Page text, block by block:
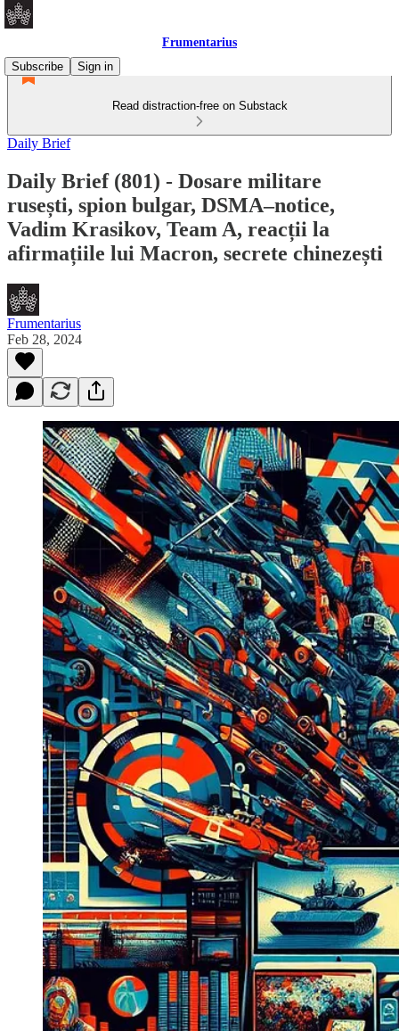
Frumentarius
Subscribe
Sign in
Read distraction-free on Substack
Daily Brief
Daily Brief (801) - Dosare militare
rusești, spion bulgar, DSMA–notice,
Vadim Krasikov, Team A, reacții la
afirmațiile lui Macron, secrete chinezești
Frumentarius
Feb 28, 2024